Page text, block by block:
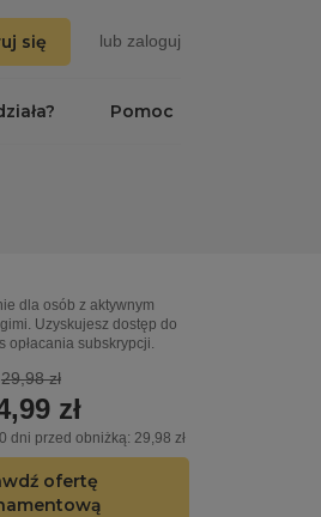
się lub zaloguj
Pomoc
dla osób z aktywnym
Uzyskujesz dostęp do
opłacania subskrypcji.
29,98 zł
zł
dni przed obniżką: 29,98 zł
ofertę